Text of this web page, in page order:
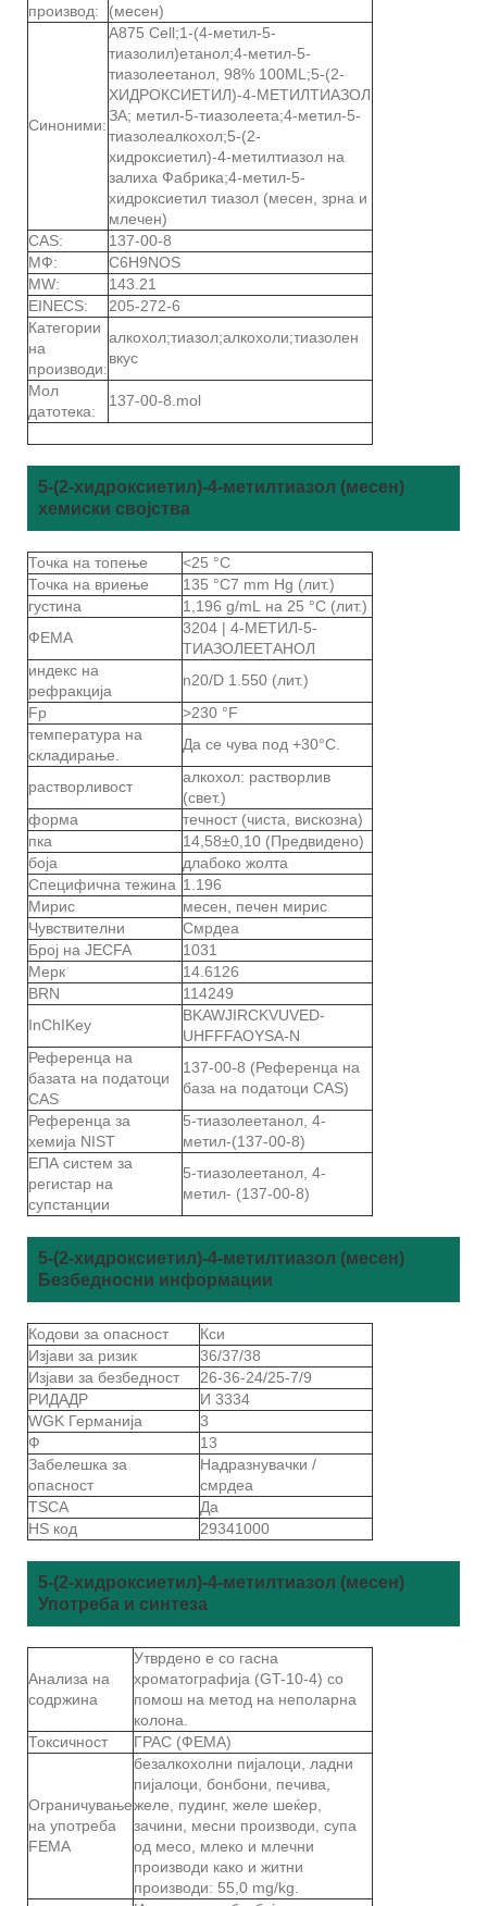
производ:
(месен)
Синоними:
A875 Cell;1-(4-метил-5-
тиазолил)етанол;4-метил-5-
тиазолеетанол, 98% 100ML;5-(2-
ХИДРОКСИЕТИЛ)-4-МЕТИЛТИАЗОЛ
ЗА; метил-5-тиазолеета;4-метил-5-
тиазолеалкохол;5-(2-
хидроксиетил)-4-метилтиазол на
залиха Фабрика;4-метил-5-
хидроксиетил тиазол (месен, зрна и
млечен)
CAS:
137-00-8
МФ:
C6H9NOS
MW:
143.21
EINECS:
205-272-6
Категории
на
производи:
алкохол;тиазол;алкохоли;тиазолен
вкус
Мол
датотека:
137-00-8.mol
5-(2-хидроксиетил)-4-метилтиазол (месен)
хемиски својства
Точка на топење
<25 °C
Точка на вриење
135 °C7 mm Hg (лит.)
густина
1,196 g/mL на 25 °C (лит.)
ФЕМА
3204 | 4-МЕТИЛ-5-
ТИАЗОЛЕЕТАНОЛ
индекс на
рефракција
n20/D 1.550 (лит.)
Fp
>230 °F
температура на
складирање.
Да се ​​чува под +30°C.
растворливост
алкохол: растворлив
(свет.)
форма
течност (чиста, вискозна)
пка
14,58±0,10 (Предвидено)
боја
длабоко жолта
Специфична тежина 1.196
Мирис
месен, печен мирис
Чувствителни
Смрдеа
Број на JECFA
1031
Мерк
14.6126
BRN
114249
InChIKey
BKAWJIRCKVUVED-
UHFFFAOYSA-N
Референца на
базата на податоци
CAS
137-00-8 (Референца на
база на податоци CAS)
Референца за
хемија NIST
5-тиазолеетанол, 4-
метил-(137-00-8)
ЕПА систем за
регистар на
супстанции
5-тиазолеетанол, 4-
метил- (137-00-8)
5-(2-хидроксиетил)-4-метилтиазол (месен)
Безбедносни информации
Кодови за опасност
Кси
Изјави за ризик
36/37/38
Изјави за безбедност
26-36-24/25-7/9
РИДАДР
И 3334
WGK Германија
3
Ф
13
Забелешка за
опасност
Надразнувачки /
смрдеа
TSCA
Да
HS код
29341000
5-(2-хидроксиетил)-4-метилтиазол (месен)
Употреба и синтеза
Анализа на
содржина
Утврдено е со гасна
хроматографија (GT-10-4) со
помош на метод на неполарна
колона.
Токсичност
ГРАС (ФЕМА)
Ограничување
на употреба
FEMA
безалкохолни пијалоци, ладни
пијалоци, бонбони, печива,
желе, пудинг, желе шеќер,
зачини, месни производи, супа
од месо, млеко и млечни
производи како и житни
производи: 55,0 mg/kg.